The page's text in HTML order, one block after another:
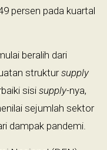
persen pada kuartal
beralih dari
struktursupply
sisi supply-nya,
sejumlah sektor
dampak pandemi.